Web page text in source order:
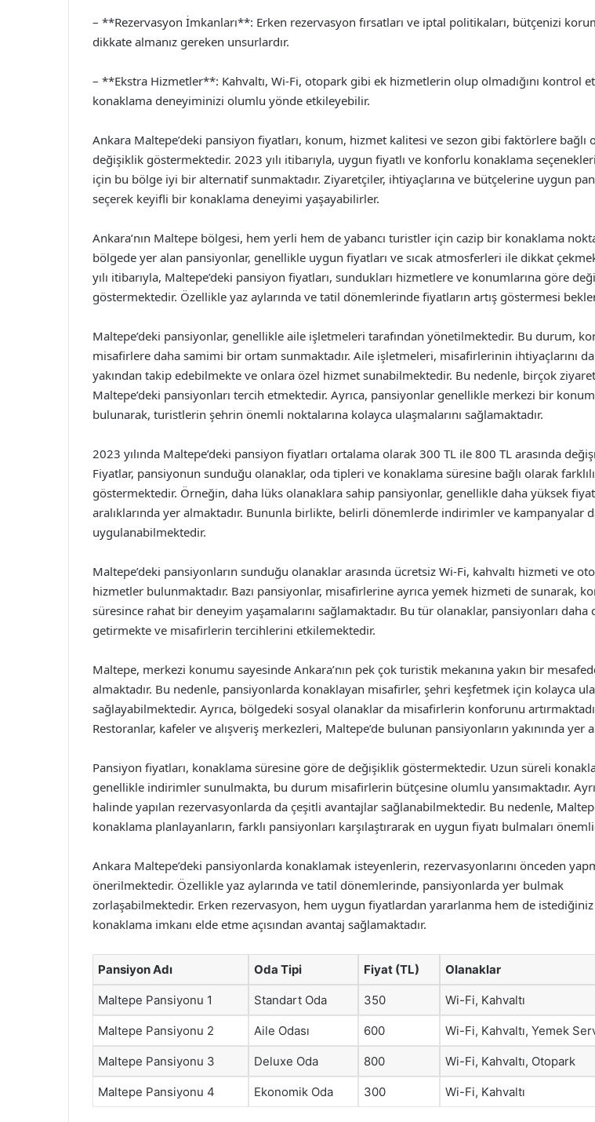
– **Rezervasyon İmkanları**: Erken rezervasyon fırsatları ve iptal politikaları, bütçenizi
dikkate almanız gereken unsurlardır.
– **Ekstra Hizmetler**: Kahvaltı, Wi-Fi, otopark gibi ek hizmetlerin olup olmadığını kontrol
konaklama deneyiminizi olumlu yönde etkileyebilir.
Ankara Maltepe’deki pansiyon fiyatları, konum, hizmet kalitesi ve sezon gibi faktörlere bağlı
değişiklik göstermektedir. 2023 yılı itibarıyla, uygun fiyatlı ve konforlu konaklama
için bu bölge iyi bir alternatif sunmaktadır. Ziyaretçiler, ihtiyaçlarına ve bütçelerine uygun
seçerek keyifli bir konaklama deneyimi yaşayabilirler.
Ankara’nın Maltepe bölgesi, hem yerli hem de yabancı turistler için cazip bir konaklama
bölgede yer alan pansiyonlar, genellikle uygun fiyatları ve sıcak atmosferleri ile dikkat
yılı itibarıyla, Maltepe’deki pansiyon fiyatları, sundukları hizmetlere ve konumlarına göre
göstermektedir. Özellikle yaz aylarında ve tatil dönemlerinde fiyatların artış göstermesi
Maltepe’deki pansiyonlar, genellikle aile işletmeleri tarafından yönetilmektedir. Bu durum,
misafirlere daha samimi bir ortam sunmaktadır. Aile işletmeleri, misafirlerinin ihtiyaçlarını
yakından takip edebilmekte ve onlara özel hizmet sunabilmektedir. Bu nedenle, birçok
Maltepe’deki pansiyonları tercih etmektedir. Ayrıca, pansiyonlar genellikle merkezi bir
bulunarak, turistlerin şehrin önemli noktalarına kolayca ulaşmalarını sağlamaktadır.
2023 yılında Maltepe’deki pansiyon fiyatları ortalama olarak 300 TL ile 800 TL arasında
Fiyatlar, pansiyonun sunduğu olanaklar, oda tipleri ve konaklama süresine bağlı olarak
göstermektedir. Örneğin, daha lüks olanaklara sahip pansiyonlar, genellikle daha yüksek fiyat
aralıklarında yer almaktadır. Bununla birlikte, belirli dönemlerde indirimler ve kampanyalar
uygulanabilmektedir.
Maltepe’deki pansiyonların sunduğu olanaklar arasında ücretsiz Wi-Fi, kahvaltı hizmeti ve
hizmetler bulunmaktadır. Bazı pansiyonlar, misafirlerine ayrıca yemek hizmeti de sunarak,
süresince rahat bir deneyim yaşamalarını sağlamaktadır. Bu tür olanaklar, pansiyonları daha
getirmekte ve misafirlerin tercihlerini etkilemektedir.
Maltepe, merkezi konumu sayesinde Ankara’nın pek çok turistik mekanına yakın bir
almaktadır. Bu nedenle, pansiyonlarda konaklayan misafirler, şehri keşfetmek için kolayca
sağlayabilmektedir. Ayrıca, bölgedeki sosyal olanaklar da misafirlerin konforunu
Restoranlar, kafeler ve alışveriş merkezleri, Maltepe’de bulunan pansiyonların yakınında yer
Pansiyon fiyatları, konaklama süresine göre de değişiklik göstermektedir. Uzun süreli
genellikle indirimler sunulmakta, bu durum misafirlerin bütçesine olumlu yansımaktadır.
halinde yapılan rezervasyonlarda da çeşitli avantajlar sağlanabilmektedir. Bu nedenle,
konaklama planlayanların, farklı pansiyonları karşılaştırarak en uygun fiyatı bulmaları
Ankara Maltepe’deki pansiyonlarda konaklamak isteyenlerin, rezervasyonlarını önceden
önerilmektedir. Özellikle yaz aylarında ve tatil dönemlerinde, pansiyonlarda yer bulmak
zorlaşabilmektedir. Erken rezervasyon, hem uygun fiyatlardan yararlanma hem de
konaklama imkanı elde etme açısından avantaj sağlamaktadır.
Pansiyon Adı Oda Tipi Fiyat (TL) Olanaklar
Maltepe Pansiyonu 1 Standart Oda 350 Wi-Fi, Kahvaltı
Maltepe Pansiyonu 2 Aile Odası 600 Wi-Fi, Kahvaltı, Yemek
Maltepe Pansiyonu 3 Deluxe Oda 800 Wi-Fi, Kahvaltı, Otopark
Maltepe Pansiyonu 4 Ekonomik Oda 300 Wi-Fi, Kahvaltı